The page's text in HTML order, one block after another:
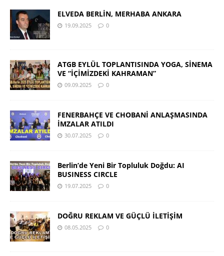
ELVEDA BERLİN, MERHABA ANKARA
19.09.2025 0
ATGB EYLÜL TOPLANTISINDA YOGA, SİNEMA
VE “İÇİMİZDEKİ KAHRAMAN”
09.09.2025 0
FENERBAHÇE VE CHOBANİ ANLAŞMASINDA
İMZALAR ATILDI
30.07.2025 0
Berlin’de Yeni Bir Topluluk Doğdu: AI
BUSINESS CIRCLE
19.07.2025 0
DOĞRU REKLAM VE GÜÇLÜ İLETİŞİM
08.05.2025 0